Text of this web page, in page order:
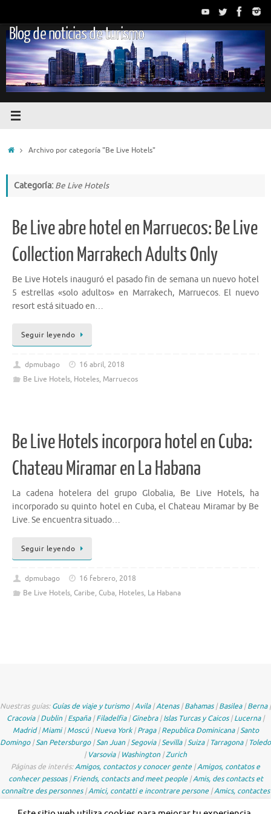
contenido
Blog de noticias de turismo
InicioArchivo por categoría "Be Live Hotels"
Categoría: Be Live Hotels
Be Live abre hotel en Marruecos: Be Live
Collection Marrakech Adults Only
Be Live Hotels inauguró el pasado fin de semana un nuevo hotel
5 estrellas «solo adultos» en Marrakech, Marruecos. El nuevo
resort está situado en…
Seguir leyendo
dpmubago
16 abril, 2018
Be Live Hotels, Hoteles, Marruecos
Be Live Hotels incorpora hotel en Cuba:
Chateau Miramar en La Habana
La cadena hotelera del grupo Globalia, Be Live Hotels, ha
incorporado su quinto hotel en Cuba, el Chateau Miramar by Be
Live. Se encuentra situado…
Seguir leyendo
dpmubago
16 febrero, 2018
Be Live Hotels, Caribe, Cuba, Hoteles, La Habana
Nuestras guías:Guías de viaje y turismo|Avila|Atenas|Bahamas|Basilea|Berna|
Cracovia|Dublin |España|Filadelfia|Ginebra|Islas Turcas y Caicos|Lucerna|
Madrid|Miami|Moscú|Nueva York|Praga|Republica Dominicana|Santo
Domingo|San Petersburgo|San Juan |Segovia|Sevilla|Suiza|Tarragona|Toledo
|Varsovia|Washington |Zurich
Páginas de interés:Amigos, contactos y conocer gente |Amigos, contatos e
conhecer pessoas|Friends, contacts and meet people|Amis, des contacts et
connaître des personnes|Amici, contatti e incontrare persone |Amics, contactes